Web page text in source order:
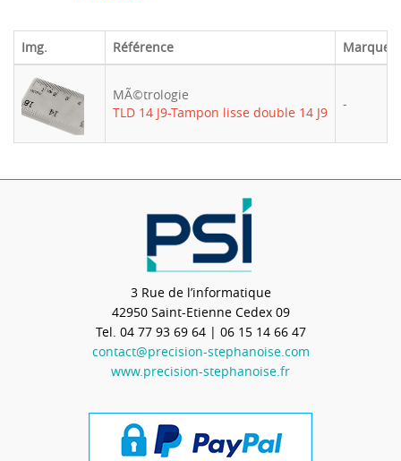
Img. Référence Marque
MÃ©trologie
TLD 14 J9-Tampon lisse double 14 J9
-
3 Rue de l’informatique
42950 Saint-Etienne Cedex 09
Tel. 04 77 93 69 64| 06 15 14 66 47
contact@precision-stephanoise.com
www.precision-stephanoise.fr